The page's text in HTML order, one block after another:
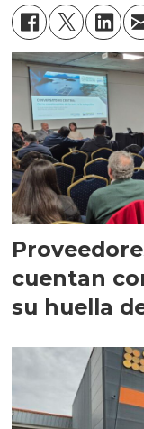
cuentan
su huella